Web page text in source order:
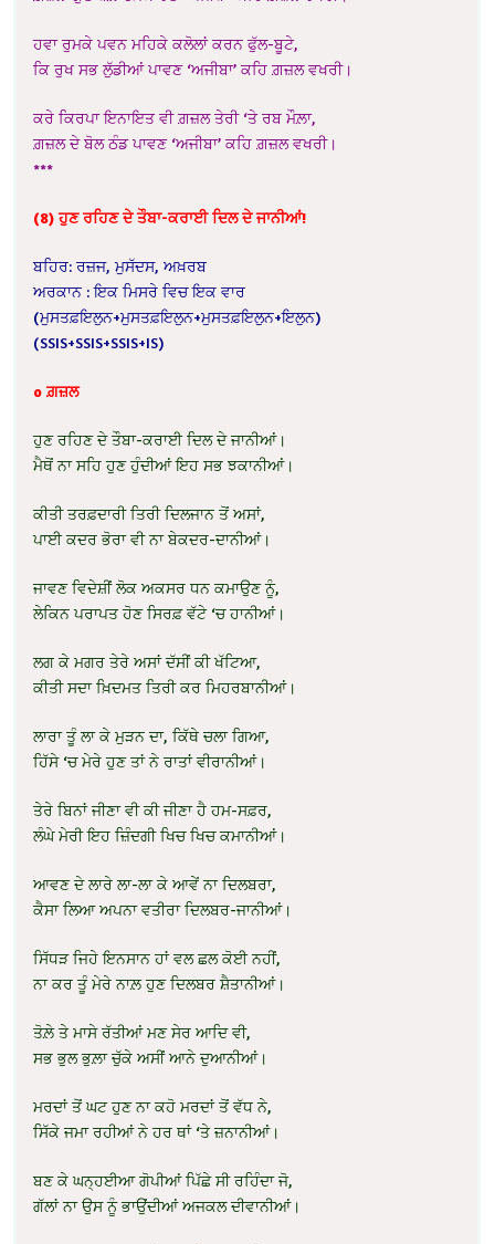
ਹਵਾ ਰੁਮਕੇ ਪਵਨ ਮਹਿਕੇ ਕਲੋਲਾਂ ਕਰਨ ਫੁੱਲ-ਬੂਟੇ,
ਕਿ ਰੁਖ ਸਭ ਲੁੱਡੀਆਂ ਪਾਵਣ ‘ਅਜੀਬਾ’ ਕਹਿ ਗ਼ਜ਼ਲ ਵਖਰੀ।
ਕਰੇ ਕਿਰਪਾ ਇਨਾਇਤ ਵੀ ਗ਼ਜ਼ਲ ਤੇਰੀ ‘ਤੇ ਰਬ ਮੌਲ਼ਾ,
ਗ਼ਜ਼ਲ ਦੇ ਬੋਲ ਠੰਡ ਪਾਵਣ ‘ਅਜੀਬਾ’ ਕਹਿ ਗ਼ਜ਼ਲ ਵਖਰੀ।
***
(8) ਹੁਣ ਰਹਿਣ ਦੇ ਤੌਬਾ-ਕਰਾਈ ਦਿਲ ਦੇ ਜਾਨੀਆਂ!
ਬਹਿਰ: ਰਜ਼ਜ, ਮੁਸੱਦਸ, ਅਖ਼ਰਬ
ਅਰਕਾਨ : ਇਕ ਮਿਸਰੇ ਵਿਚ ਇਕ ਵਾਰ
(ਮੁਸਤਫ਼ਇਲੁਨ+ਮੁਸਤਫ਼ਇਲੁਨ+ਮੁਸਤਫ਼ਇਲੁਨ+ਇਲੁਨ)
(SSIS+SSIS+SSIS+IS)
o ਗ਼ਜ਼ਲ
ਹੁਣ ਰਹਿਣ ਦੇ ਤੌਬਾ-ਕਰਾਈ ਦਿਲ ਦੇ ਜਾਨੀਆਂ।
ਮੈਥੋਂ ਨਾ ਸਹਿ ਹੁਣ ਹੁੰਦੀਆਂ ਇਹ ਸਭ ਝਕਾਨੀਆਂ।
ਕੀਤੀ ਤਰਫ਼ਦਾਰੀ ਤਿਰੀ ਦਿਲਜਾਨ ਤੋਂ ਅਸਾਂ,
ਪਾਈ ਕਦਰ ਭੋਰਾ ਵੀ ਨਾ ਬੇਕਦਰ-ਦਾਨੀਆਂ।
ਜਾਵਣ ਵਿਦੇਸ਼ੀਂ ਲੋਕ ਅਕਸਰ ਧਨ ਕਮਾਉਣ ਨੂੰ,
ਲੇਕਿਨ ਪਰਾਪਤ ਹੋਣ ਸਿਰਫ਼ ਵੱਟੇ ‘ਚ ਹਾਨੀਆਂ।
ਲਗ ਕੇ ਮਗਰ ਤੇਰੇ ਅਸਾਂ ਦੱਸੀਂ ਕੀ ਖੱਟਿਆ,
ਕੀਤੀ ਸਦਾ ਖ਼ਿਦਮਤ ਤਿਰੀ ਕਰ ਮਿਹਰਬਾਨੀਆਂ।
ਲਾਰਾ ਤੂੰ ਲਾ ਕੇ ਮੁੜਨ ਦਾ, ਕਿੱਥੇ ਚਲਾ ਗਿਆ,
ਹਿੱਸੇ ‘ਚ ਮੇਰੇ ਹੁਣ ਤਾਂ ਨੇ ਰਾਤਾਂ ਵੀਰਾਨੀਆਂ।
ਤੇਰੇ ਬਿਨਾਂ ਜੀਣਾ ਵੀ ਕੀ ਜੀਣਾ ਹੈ ਹਮ-ਸਫ਼ਰ,
ਲੰਘੇ ਮੇਰੀ ਇਹ ਜ਼ਿੰਦਗੀ ਖਿਚ ਖਿਚ ਕਮਾਨੀਆਂ।
ਆਵਣ ਦੇ ਲਾਰੇ ਲਾ-ਲਾ ਕੇ ਆਵੇਂ ਨਾ ਦਿਲਬਰਾ,
ਕੈਸਾ ਲਿਆ ਅਪਨਾ ਵਤੀਰਾ ਦਿਲਬਰ-ਜਾਨੀਆਂ।
ਸਿੱਧੜ ਜਿਹੇ ਇਨਸਾਨ ਹਾਂ ਵਲ ਛਲ ਕੋਈ ਨਹੀਂ,
ਨਾ ਕਰ ਤੂੰ ਮੇਰੇ ਨਾਲ਼ ਹੁਣ ਦਿਲਬਰ ਸ਼ੈਤਾਨੀਆਂ।
ਤੋਲ਼ੇ ਤੇ ਮਾਸੇ ਰੱਤੀਆਂ ਮਣ ਸੇਰ ਆਦਿ ਵੀ,
ਸਭ ਭੁਲ ਭੁਲ਼ਾ ਚੁੱਕੇ ਅਸੀਂ ਆਨੇ ਦੁਆਨੀਆਂ।
ਮਰਦਾਂ ਤੋਂ ਘਟ ਹੁਣ ਨਾ ਕਹੋ ਮਰਦਾਂ ਤੋਂ ਵੱਧ ਨੇ,
ਸਿੱਕੇ ਜਮਾ ਰਹੀਆਂ ਨੇ ਹਰ ਥਾਂ ‘ਤੇ ਜ਼ਨਾਨੀਆਂ।
ਬਣ ਕੇ ਘਨ੍ਹਈਆ ਗੋਪੀਆਂ ਪਿੱਛੇ ਸੀ ਰਹਿੰਦਾ ਜੋ,
ਗੱਲਾਂ ਨਾ ਉਸ ਨੂੰ ਭਾਉਂਦੀਆਂ ਅਜਕਲ ਦੀਵਾਨੀਆਂ।